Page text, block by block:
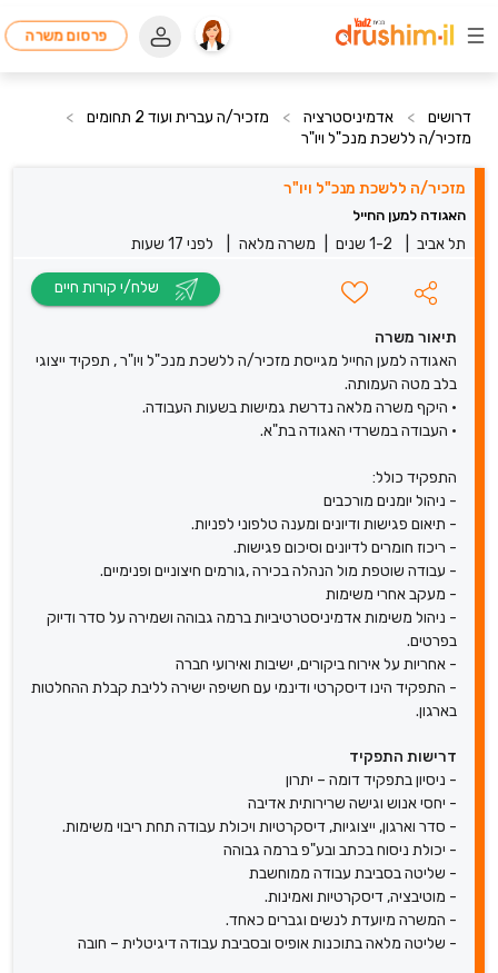
פרסום משרה
דרושים > אדמיניסטרציה > מזכיר/ה עברית ועוד 2 תחומים
>
מזכיר/ה ללשכת מנכ"ל ויו"ר
מזכיר/ה ללשכת מנכ"ל ויו"ר
האגודה למען החייל
תל אביב 1-2 שנים משרה מלאה לפני 17 שעות
תיאור משרה
האגודה למען החייל מגייסת מזכיר/ה ללשכת מנכ"ל ויו"ר , תפקיד ייצוגי
בלב מטה העמותה.
• היקף משרה מלאה נדרשת גמישות בשעות העבודה.
• העבודה במשרדי האגודה בת"א.
התפקיד כולל:
- ניהול יומנים מורכבים
- תיאום פגישות ודיונים ומענה טלפוני לפניות.
- ריכוז חומרים לדיונים וסיכום פגישות.
- עבודה שוטפת מול הנהלה בכירה ,גורמים חיצוניים ופנימיים.
- מעקב אחרי משימות
- ניהול משימות אדמיניסטרטיביות ברמה גבוהה ושמירה על סדר ודיוק
בפרטים.
- אחריות על אירוח ביקורים, ישיבות ואירועי חברה
- התפקיד הינו דיסקרטי ודינמי עם חשיפה ישירה לליבת קבלת ההחלטות
בארגון.
דרישות התפקיד
- ניסיון בתפקיד דומה – יתרון
- יחסי אנוש וגישה שרירותית אדיבה
- סדר וארגון, ייצוגיות, דיסקרטיות ויכולת עבודה תחת ריבוי משימות.
- יכולת ניסוח בכתב ובע"פ ברמה גבוהה
- שליטה בסביבת עבודה ממוחשבת
- מוטיבציה, דיסקרטיות ואמינות.
- המשרה מיועדת לנשים וגברים כאחד.
- שליטה מלאה בתוכנות אופיס ובסביבת עבודה דיגיטלית – חובה